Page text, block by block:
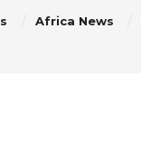
Africa News